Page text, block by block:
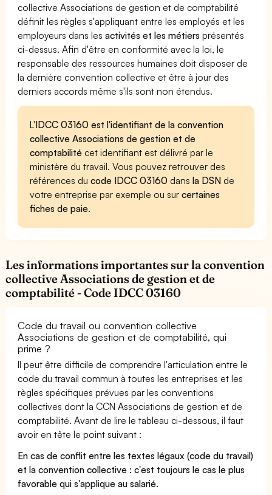
collective Associations de gestion et de comptabilité
définit les règles s'appliquant entre les employés et les
employeurs dans lesactivités et les métiers présentés
ci-dessus. Afin d'être en conformité avec la loi, le
responsable des ressources humaines doit disposer de
la dernière convention collective et être à jour des
derniers accords même s'ils sont non étendus.
L'IDCC 03160 est l'identifiant de la convention
collective Associations de gestion et de
comptabilité cet identifiant est délivré par le
ministère du travail. Vous pouvez retrouver des
références ducode IDCC 03160 dansla DSN de
votre entreprise par exemple ou surcertaines
fiches de paie.
Les informations importantes sur la convention
collective Associations de gestion et de
comptabilité - Code IDCC 03160
Code du travail ou convention collective
Associations de gestion et de comptabilité, qui
prime ?
Il peut être difficile de comprendre l'articulation entre le
code du travail commun à toutes les entreprises et les
règles spécifiques prévues par les conventions
collectives dont la CCN Associations de gestion et de
comptabilité. Avant de lire le tableau ci-dessous, il faut
avoir en tête le point suivant :
En cas de conflit entre les textes légaux (code du travail)
et la convention collective : c'est toujours le cas le plus
favorable qui s'applique au salarié.